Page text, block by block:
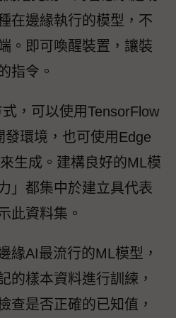
在邊緣執行的模型，不
。即可喚醒裝置，讓裝
指令。
，可以使用TensorFlow
發環境，也可使用Edge
生成。建構良好的ML模
」都集中於建立具代表
此資料集。
緣AI最流行的ML模型，
的樣本資料進行訓練，
查是否正確的已知值，